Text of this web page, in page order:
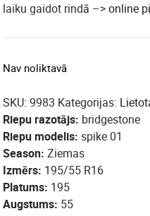
laiku gaidot rindā –>online
Nav noliktavā
SKU: 9983 Kategorijas:
Riepu razotājs bridgestone
Riepu modelis spike 01
Season Ziemas
Izmērs 195/55 R16
Platums 195
Augstums 55